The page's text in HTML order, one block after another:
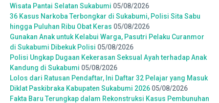
Wisata Pantai Selatan Sukabumi 05/08/2026
36 Kasus Narkoba Terbongkar di Sukabumi, Polisi Sita Sabu
hingga Puluhan Ribu Obat Keras 05/08/2026
Gunakan Anak untuk Kelabui Warga, Pasutri Pelaku Curanmor
di Sukabumi Dibekuk Polisi 05/08/2026
Polisi Ungkap Dugaan Kekerasan Seksual Ayah terhadap Anak
Kandung di Sukabumi 05/08/2026
Lolos dari Ratusan Pendaftar, Ini Daftar 32 Pelajar yang Masuk
Diklat Paskibraka Kabupaten Sukabumi 2026 05/08/2026
Fakta Baru Terungkap dalam Rekonstruksi Kasus Pembunuhan